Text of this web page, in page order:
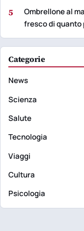
5
Ombrellone al
fresco di quanto
Categorie
News
Scienza
Salute
Tecnologia
Viaggi
Cultura
Psicologia